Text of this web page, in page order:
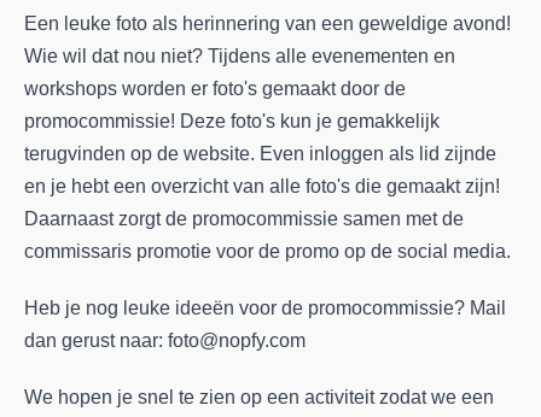
Een leuke foto als herinnering van een geweldige avond!
Wie wil dat nou niet? Tijdens alle evenementen en
workshops worden er foto's gemaakt door de
promocommissie! Deze foto's kun je gemakkelijk
terugvinden op de website. Even inloggen als lid zijnde
en je hebt een overzicht van alle foto's die gemaakt zijn!
Daarnaast zorgt de promocommissie samen met de
commissaris promotie voor de promo op de social media.
​Heb je nog leuke ideeën voor de promocommissie? Mail
dan gerust naar: foto@nopfy.com
We hopen je snel te zien op een activiteit zodat we een